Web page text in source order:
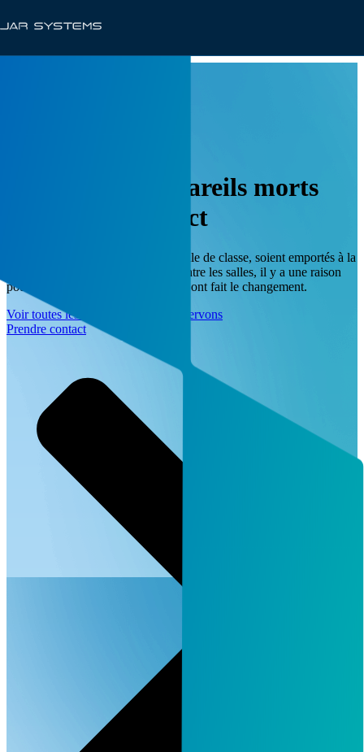
Éliminer les appareils morts
dans votre district
Que vos appareils restent dans la salle de classe, soient emportés à la
maison avec les élèves ou flottent entre les salles, il y a une raison
pour laquelle plus de 1 000 districts ont fait le changement.
Voir toutes les industries que nous servons
Prendre contact